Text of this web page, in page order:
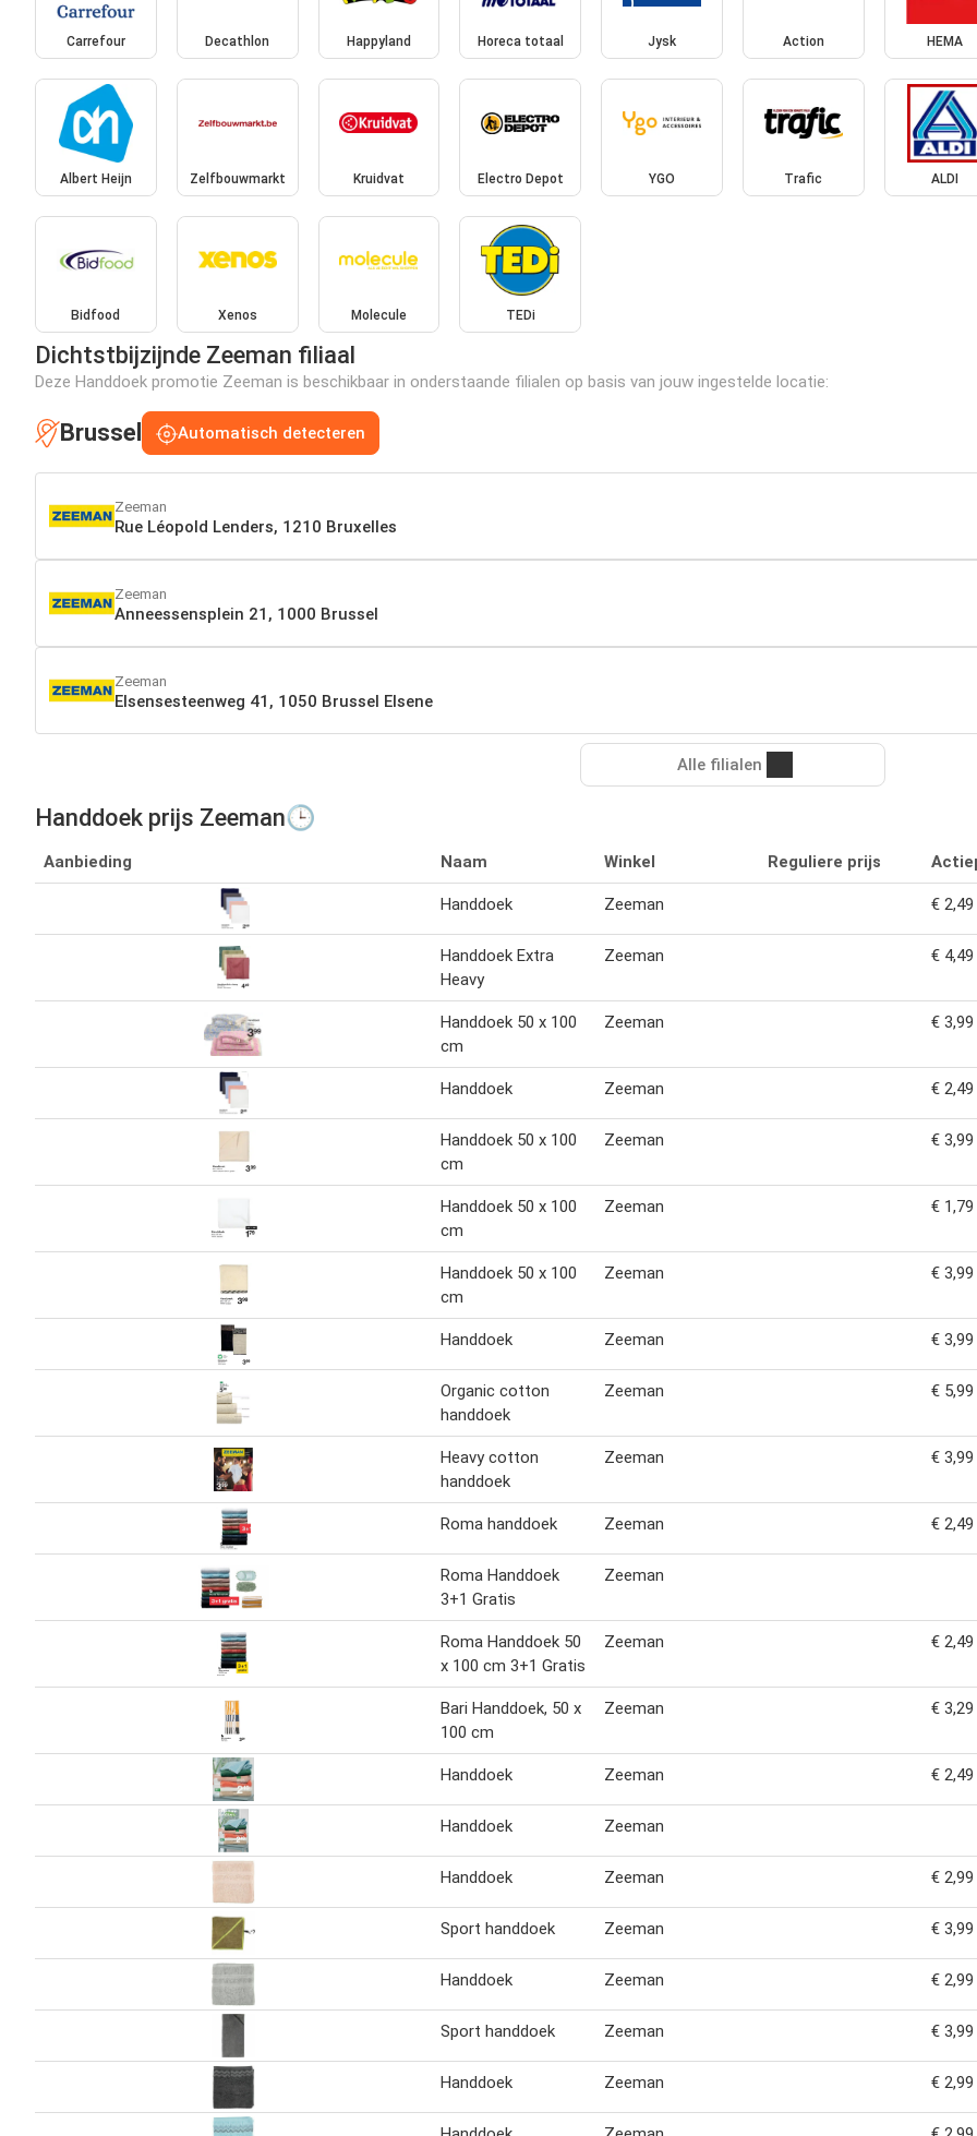
Carrefour Decathlon Happyland Horeca totaal Jysk Action HEMA
Albert Heijn Zelfbouwmarkt Kruidvat Electro Depot YGO Trafic ALDI
Bidfood Xenos Molecule TEDi
Dichtstbijzijnde Zeeman filiaal
Deze Handdoek promotie Zeeman is beschikbaar in onderstaande filialen op basis van jouw ingestelde locatie:
Brussel Automatisch detecteren
Zeeman
Rue Léopold Lenders, 1210 Bruxelles
Zeeman
Anneessensplein 21, 1000 Brussel
Zeeman
Elsensesteenweg 41, 1050 Brussel Elsene
Alle filialen
Handdoek prijs Zeeman🕒
Aanbieding Naam Winkel Reguliere prijs
Handdoek Zeeman € 2,49
Handdoek Extra
Heavy
Zeeman € 4,49
Handdoek 50 x 100
cm
Zeeman € 3,99
Handdoek Zeeman € 2,49
Handdoek 50 x 100
cm
Zeeman € 3,99
Handdoek 50 x 100
cm
Zeeman € 1,79
Handdoek 50 x 100
cm
Zeeman € 3,99
Handdoek Zeeman € 3,99
Organic cotton
handdoek
Zeeman € 5,99
Heavy cotton
handdoek
Zeeman € 3,99
Roma handdoek Zeeman € 2,49
Roma Handdoek
3+1 Gratis
Zeeman
Roma Handdoek 50
x 100 cm 3+1 Gratis
Zeeman € 2,49
Bari Handdoek, 50 x
100 cm
Zeeman € 3,29
Handdoek Zeeman € 2,49
Handdoek Zeeman
Handdoek Zeeman € 2,99
Sport handdoek Zeeman € 3,99
Handdoek Zeeman € 2,99
Sport handdoek Zeeman € 3,99
Handdoek Zeeman € 2,99